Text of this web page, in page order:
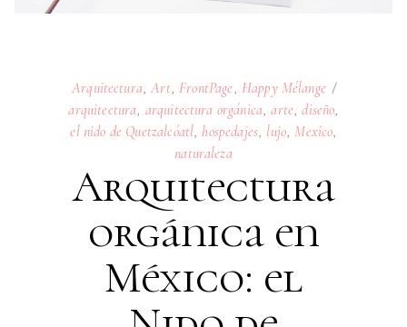
Arquitectura Art, FrontPage Happy Mélange
arquitectura arquitectura orgánica ,arte ,diseño
el nido de Quetzalcóatl hospedajes lujo Mexico
naturaleza
Arquitectura
orgánica en
México: el